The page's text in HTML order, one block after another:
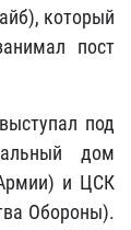
который
пост
под
дом
и ЦСК
Обороны).